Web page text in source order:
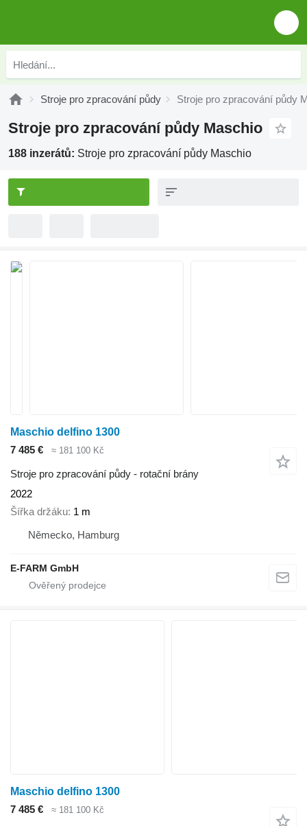
Stroje pro zpracování půdy Stroje pro zpracování půdy
Stroje pro zpracování půdy Maschio
188 inzerátů: Stroje pro zpracování půdy Maschio
Maschio delfino 1300
7 485 €
≈ 181 100 Kč
Stroje pro zpracování půdy - rotační brány
2022
Šířka držáku 1 m
Německo, Hamburg
E-FARM GmbH
Maschio delfino 1300
7 485 €
≈ 181 100 Kč